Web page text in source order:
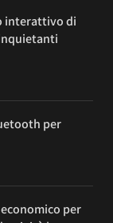
interattivo di
per
per